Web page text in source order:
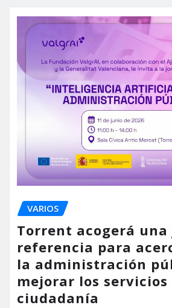
VARIOS
Torrent acogerá
referencia para
la administración
mejorar los servicios
ciudadanía